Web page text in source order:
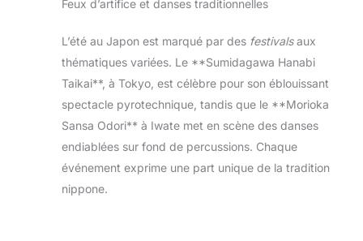
Feux d’artifice et danses traditionnelles
L’été au Japon est marqué par des festivalsaux
thématiques variées. Le **Sumidagawa Hanabi
Taikai**, à Tokyo, est célèbre pour son éblouissant
spectacle pyrotechnique, tandis que le **Morioka
Sansa Odori** à Iwate met en scène des danses
endiablées sur fond de percussions. Chaque
événement exprime une part unique de la tradition
nippone.